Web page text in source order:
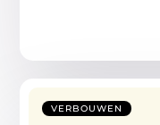
VERBOUWEN